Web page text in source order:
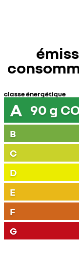
classe énergétique
A 90 g
B
C
D
E
F
G